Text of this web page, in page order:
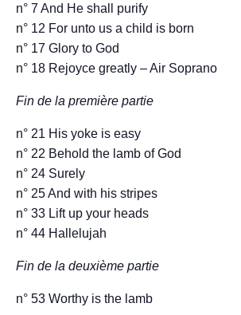
n° 7 And He shall purify
n° 12 For unto us a child is born
n° 17 Glory to God
n° 18 Rejoyce greatly – Air Soprano
Fin de la première partie
n° 21 His yoke is easy
n° 22 Behold the lamb of God
n° 24 Surely
n° 25 And with his stripes
n° 33 Lift up your heads
n° 44 Hallelujah
Fin de la deuxième partie
n° 53 Worthy is the lamb